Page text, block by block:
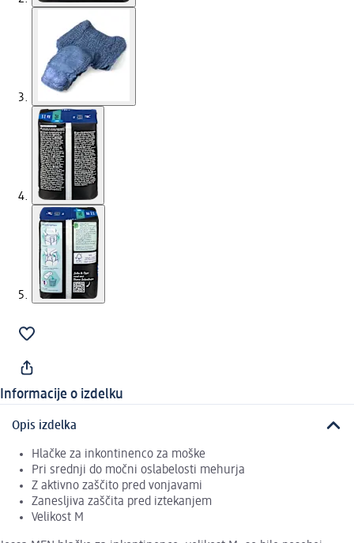
Informacije o izdelku
Opis izdelka
Hlačke za inkontinenco za moške
Pri srednji do močni oslabelosti mehurja
Z aktivno zaščito pred vonjavami
Zanesljiva zaščita pred iztekanjem
Velikost M